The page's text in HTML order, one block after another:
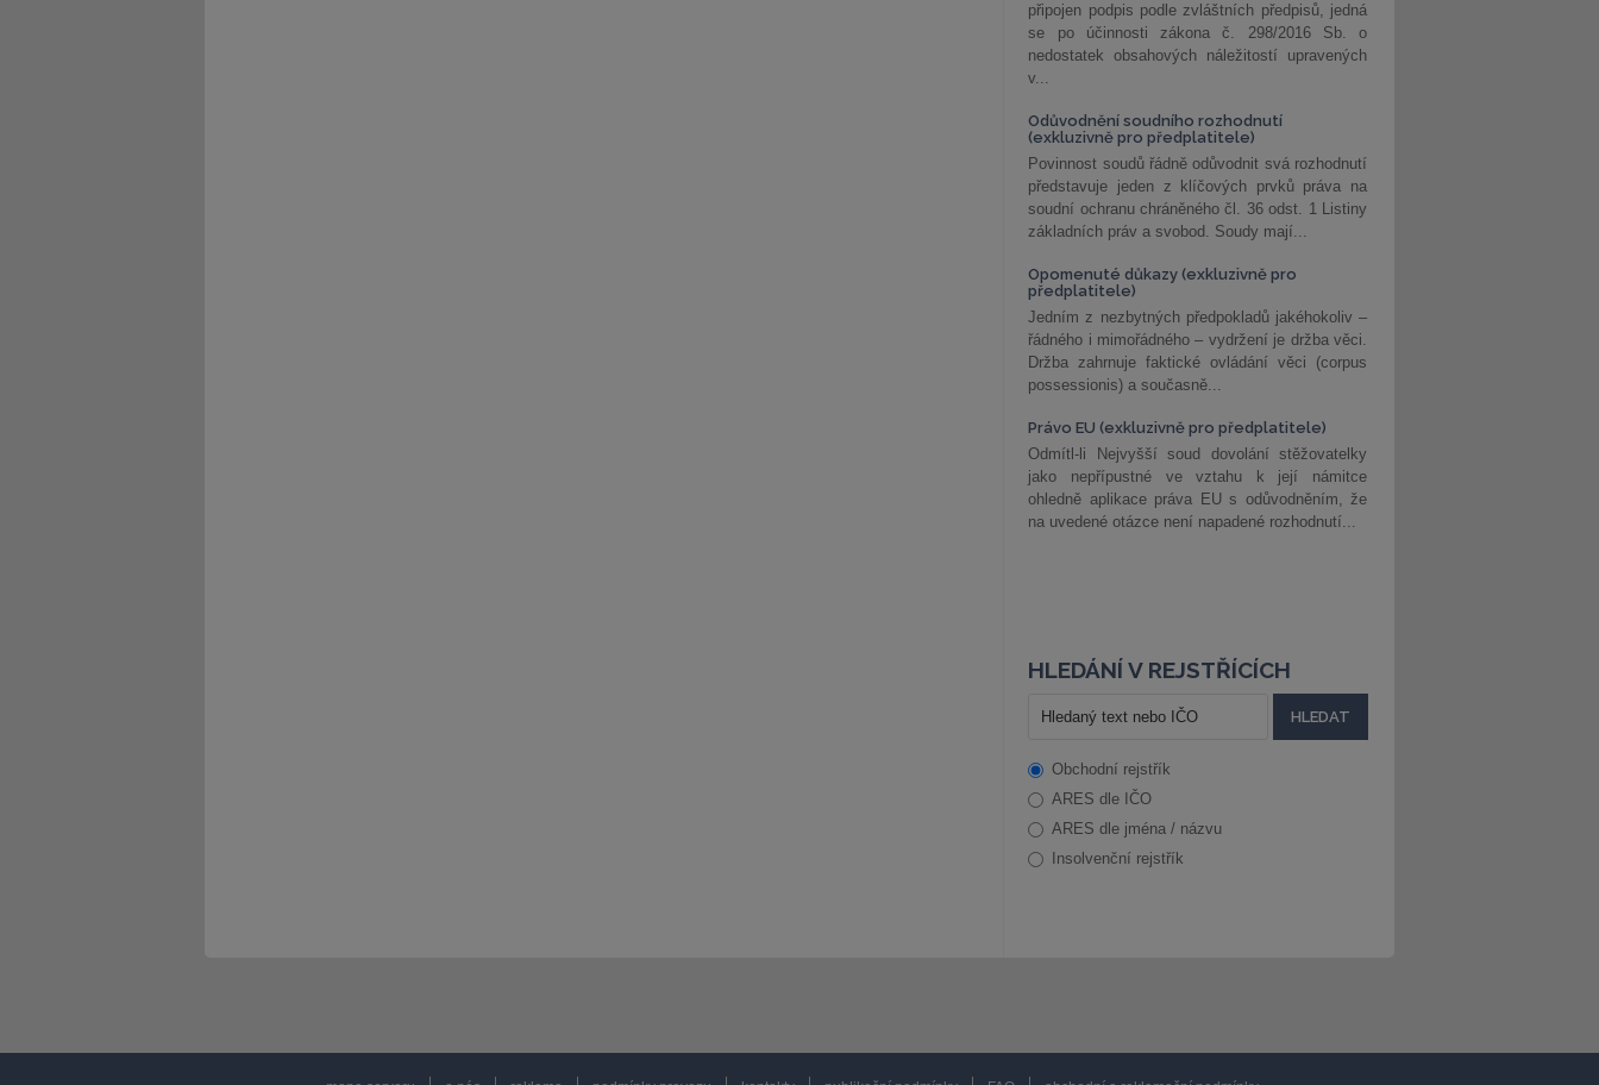
připojen podpis podle zvláštních předpisů, jedná
se po účinnosti zákona č. 298/2016 Sb. o
nedostatek obsahových náležitostí upravených
v...
Odůvodnění soudního rozhodnutí
(exkluzivně pro předplatitele)
Povinnost soudů řádně odůvodnit svá rozhodnutí
představuje jeden z klíčových prvků práva na
soudní ochranu chráněného čl. 36 odst. 1 Listiny
základních práv a svobod. Soudy mají...
Opomenuté důkazy (exkluzivně pro
předplatitele)
Jedním z nezbytných předpokladů jakéhokoliv –
řádného i mimořádného – vydržení je držba věci.
Držba zahrnuje faktické ovládání věci (corpus
possessionis) a současně...
Právo EU (exkluzivně pro předplatitele)
Odmítl-li Nejvyšší soud dovolání stěžovatelky
jako nepřípustné ve vztahu k její námitce
ohledně aplikace práva EU s odůvodněním, že
na uvedené otázce není napadené rozhodnutí...
HLEDÁNÍ V REJSTŘÍCÍCH
Obchodní rejstřík
ARES dle IČO
ARES dle jména / názvu
Insolvenční rejstřík